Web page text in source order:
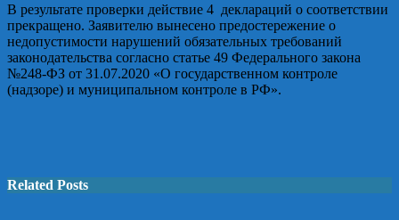
В результате проверки действие 4 деклараций о соответствии
прекращено. Заявителю вынесено предостережение о
недопустимости нарушений обязательных требований
законодательства согласно статье 49 Федерального закона
№248-ФЗ от 31.07.2020 «О государственном контроле
(надзоре) и муниципальном контроле в РФ».
Related Posts